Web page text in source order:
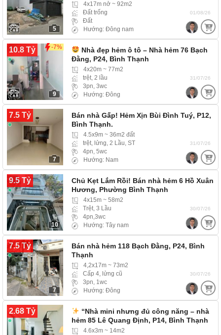
5
4x17m nở ~ 92m2
Đất trống
Đất
Hướng: Đông nam
01/08/26
10.8 Tỷ -7%
9
Nhà đẹp hẻm ô tô – Nhà hẻm 76 Bạch
Đằng, P24, Bình Thạnh
4x20m ~ 77m2
trệt, 2 lầu
3pn, 3wc
Hướng: Đông
31/07/26
7.5 Tỷ
7
Bán nhà Gấp! Hẻm Xịn Bùi Đình Tuý, P12,
Bình Thạnh.
4.5x9m ~ 36m2 đất
trệt, lửng, 2 Lầu, ST
4pn, 5wc
Hướng: Nam
31/07/26
9.5 Tỷ
10
Chủ Kẹt Lắm Rồi! Bán nhà hẻm 6 Hồ Xuân
Hương, Phường Bình Thạnh
4x15m ~ 58m2
Trệt, 3 Lầu
4pn,3wc
Hướng: Tây nam
30/07/26
7.5 Tỷ
7
Bán nhà hẻm 118 Bạch Đằng, P24, Bình
Thạnh
4,2x17m ~ 73m2
Cấp 4, lửng cũ
3pn, 1wc
Hướng: Đông
30/07/26
2.68 Tỷ
“Nhà mini nhưng đủ công năng – nhà
hẻm 85 Lê Quang Định, P14, Bình Thạnh
4.6x3m ~ 14m2